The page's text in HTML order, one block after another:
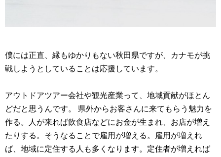
僕には正直、縁もゆかりもない秋田県ですが、カナモが挑
戦しようとしていることは応援しています。
アウトドアツアー会社や観光産業って、地域貢献がほとん
どだと思うんです。 県外からお客さんに来てもらう魅力を
作る。人が来れば飲食店などにお金が生まれ、お店が増え
たりする。そうなることで雇用が増える。雇用が増えれ
ば、地域に定住する人も多くなります。定住者が増えれば